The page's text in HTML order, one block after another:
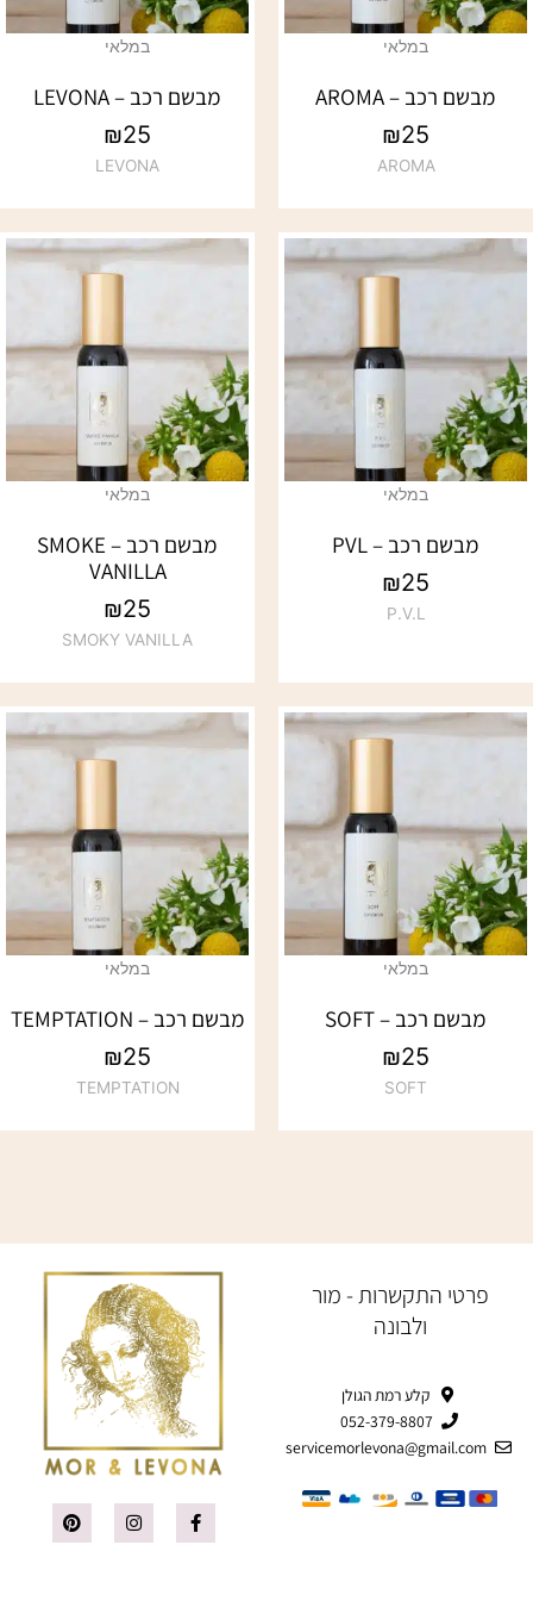
במלאי
מבשם רכב – AROMA
₪25
AROMA
במלאי
מבשם רכב – LEVONA
₪25
LEVONA
במלאי
מבשם רכב – PVL
₪25
P.V.L
במלאי
מבשם רכב – SMOKE
VANILLA
₪25
SMOKY VANILLA
במלאי
מבשם רכב – SOFT
₪25
SOFT
במלאי
מבשם רכב – TEMPTATION
₪25
TEMPTATION
פרטי התקשרות - מור
ולבונה
קלע רמת הגולן
052-379-8807
servicemorlevona@gmail.com
F
a
c
I
n
s
P
i
n